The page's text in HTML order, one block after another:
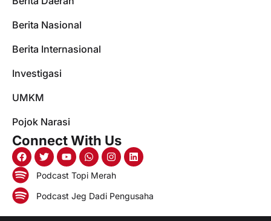
Berita Nasional
Berita Internasional
Investigasi
UMKM
Pojok Narasi
Connect With Us
Podcast Topi Merah
Podcast Jeg Dadi Pengusaha